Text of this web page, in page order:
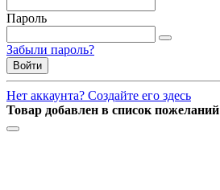
Пароль
Забыли пароль?
Войти
Нет аккаунта? Создайте его здесь
Товар добавлен в список пожеланий